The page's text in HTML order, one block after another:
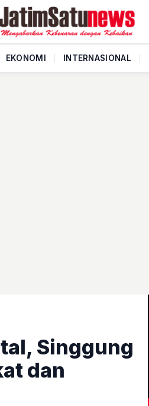
EKONOMI INTERNASIONAL
Singgung
dan